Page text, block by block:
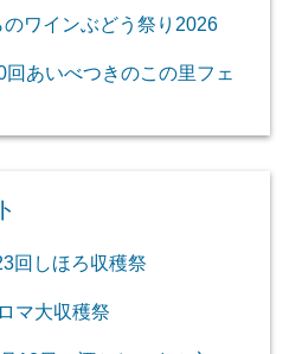
ワインぶどう祭り2026
あいべつきのこの里フェ
回しほろ収穫祭
マ大収穫祭